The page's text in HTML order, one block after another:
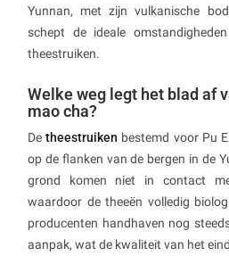
Yunnan, met zijn vulkanische
schept de ideale
theestruiken.
Welke weg legt het blad af
mao cha?
Detheestruiken bestemd voor Pu
op de flanken van de bergen in de
grond komen niet in contact
waardoor de theeën volledig
producenten handhaven nog
aanpak, wat de kwaliteit van het